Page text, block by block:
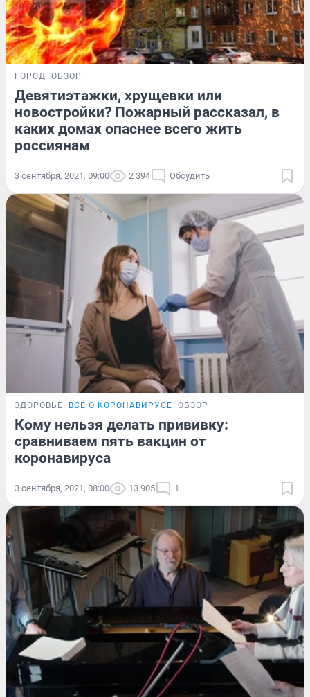
ГОРОД ОБЗОР
Девятиэтажки, хрущевки или
новостройки? Пожарный рассказал, в
каких домах опаснее всего жить
россиянам
3 сентября, 2021, 09:00 2 394 Обсудить
ЗДОРОВЬЕ ВСЁ О КОРОНАВИРУСЕ ОБЗОР
Кому нельзя делать прививку:
сравниваем пять вакцин от
коронавируса
3 сентября, 2021, 08:00 13 905 1